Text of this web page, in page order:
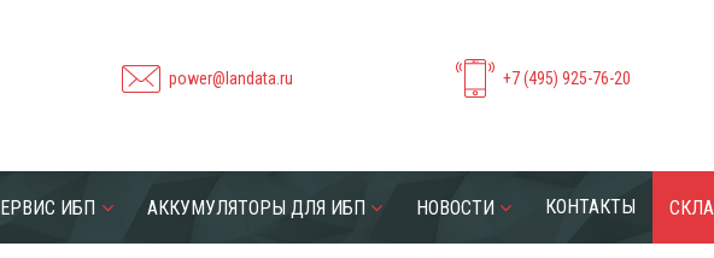
power@landata.ru +7 (495) 925-76-20
ИБП АККУМУЛЯТОРЫ ДЛЯ ИБП НОВОСТИ КОНТАКТЫ